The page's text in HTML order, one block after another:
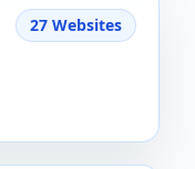
27 Websites